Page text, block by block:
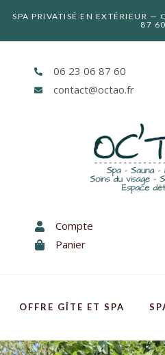
SPA PRIVATISÉ EN EXTÉRIEUR
87 60
06 23 06 87 60
contact@octao.fr
Compte
Panier
OFFRE GÎTE ET SPA